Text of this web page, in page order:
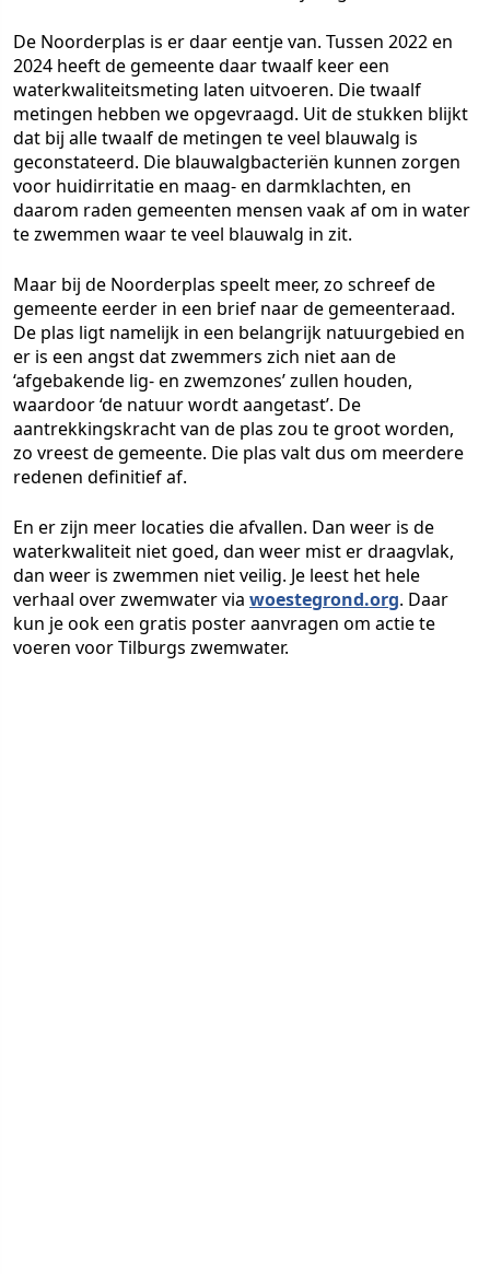
De Noorderplas is er daar eentje van. Tussen 2022 en
2024 heeft de gemeente daar twaalf keer een
waterkwaliteitsmeting laten uitvoeren. Die twaalf
metingen hebben we opgevraagd. Uit de stukken blijkt
dat bij alle twaalf de metingen te veel blauwalg is
geconstateerd. Die blauwalgbacteriën kunnen zorgen
voor huidirritatie en maag- en darmklachten, en
daarom raden gemeenten mensen vaak af om in water
te zwemmen waar te veel blauwalg in zit.
Maar bij de Noorderplas speelt meer, zo schreef de
gemeente eerder in een brief naar de gemeenteraad.
De plas ligt namelijk in een belangrijk natuurgebied en
er is een angst dat zwemmers zich niet aan de
‘afgebakende lig- en zwemzones’ zullen houden,
waardoor ‘de natuur wordt aangetast’. De
aantrekkingskracht van de plas zou te groot worden,
zo vreest de gemeente. Die plas valt dus om meerdere
redenen definitief af.
En er zijn meer locaties die afvallen. Dan weer is de
waterkwaliteit niet goed, dan weer mist er draagvlak,
dan weer is zwemmen niet veilig. Je leest het hele
verhaal over zwemwater via woestegrond.org. Daar
kun je ook een gratis poster aanvragen om actie te
voeren voor Tilburgs zwemwater.